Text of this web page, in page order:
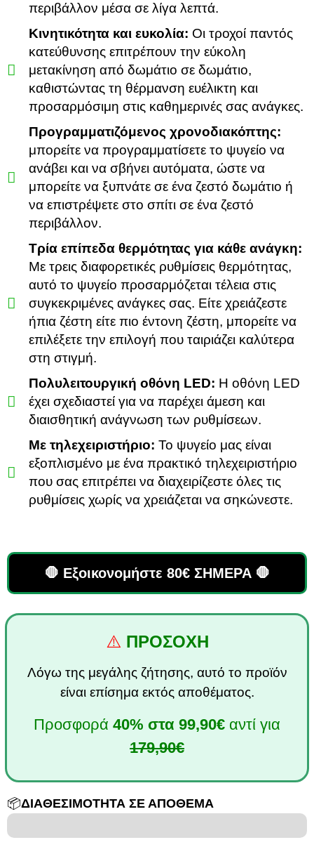
περιβάλλον μέσα σε λίγα λεπτά.
Κινητικότητα και ευκολία: Οι τροχοί παντός
κατεύθυνσης επιτρέπουν την εύκολη
μετακίνηση από δωμάτιο σε δωμάτιο,
καθιστώντας τη θέρμανση ευέλικτη και
προσαρμόσιμη στις καθημερινές σας ανάγκες.
Προγραμματιζόμενος χρονοδιακόπτης:
μπορείτε να προγραμματίσετε το ψυγείο να
ανάβει και να σβήνει αυτόματα, ώστε να
μπορείτε να ξυπνάτε σε ένα ζεστό δωμάτιο ή
να επιστρέψετε στο σπίτι σε ένα ζεστό
περιβάλλον.
Τρία επίπεδα θερμότητας για κάθε ανάγκη:
Με τρεις διαφορετικές ρυθμίσεις θερμότητας,
αυτό το ψυγείο προσαρμόζεται τέλεια στις
συγκεκριμένες ανάγκες σας. Είτε χρειάζεστε
ήπια ζέστη είτε πιο έντονη ζέστη, μπορείτε να
επιλέξετε την επιλογή που ταιριάζει καλύτερα
στη στιγμή.
Πολυλειτουργική οθόνη LED: Η οθόνη LED
έχει σχεδιαστεί για να παρέχει άμεση και
διαισθητική ανάγνωση των ρυθμίσεων.
Με τηλεχειριστήριο: Το ψυγείο μας είναι
εξοπλισμένο με ένα πρακτικό τηλεχειριστήριο
που σας επιτρέπει να διαχειρίζεστε όλες τις
ρυθμίσεις χωρίς να χρειάζεται να σηκώνεστε.
🛑 Εξοικονομήστε 80€ ΣΗΜΕΡΑ 🛑
⚠️ ΠΡΟΣΟΧΗ
Λόγω της μεγάλης ζήτησης, αυτό το προϊόν
είναι επίσημα εκτός αποθέματος.
Προσφορά 40% στα 99,90€ αντί για
179,90€
📦ΔΙΑΘΕΣΙΜΟΤΗΤΑ ΣΕ ΑΠΟΘΕΜΑ